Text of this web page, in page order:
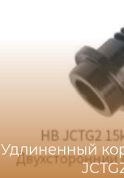
Удлиненный